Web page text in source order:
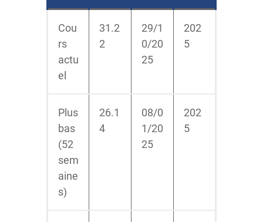
Cou
rs
actu
el
31.2
2
29/1
0/20
25
202
5
Plus
bas
(52
sem
aine
s)
26.1
4
08/0
1/20
25
202
5